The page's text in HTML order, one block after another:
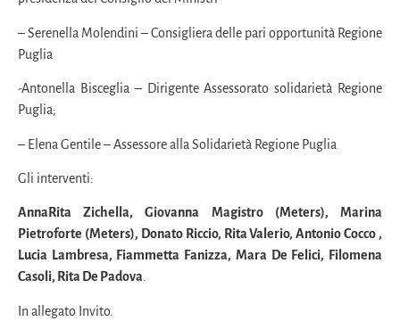
– Serenella Molendini – Consigliera delle pari opportunità Regione
Puglia
-Antonella Bisceglia – Dirigente Assessorato solidarietà Regione
Puglia;
– Elena Gentile – Assessore alla Solidarietà Regione Puglia
Gli interventi:
AnnaRita Zichella, Giovanna Magistro (Meters), Marina
Pietroforte (Meters), Donato Riccio, Rita Valerio, Antonio Cocco ,
Lucia Lambresa, Fiammetta Fanizza, Mara De Felici, Filomena
Casoli, Rita De Padova.
In allegato Invito.